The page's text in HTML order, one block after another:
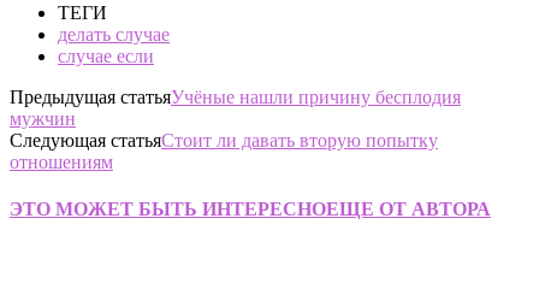
ТЕГИ
делать случае
случае если
Предыдущая статьяУчёные нашли причину бесплодия
мужчин
Следующая статьяСтоит ли давать вторую попытку
отношениям
ЭТО МОЖЕТ БЫТЬ ИНТЕРЕСНОЕЩЕ ОТ АВТОРА